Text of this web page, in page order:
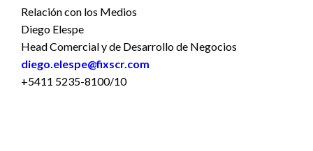
Relación con los Medios
Diego Elespe
Head Comercial y de Desarrollo de Negocios
diego.elespe@fixscr.com
+5411 5235-8100/10